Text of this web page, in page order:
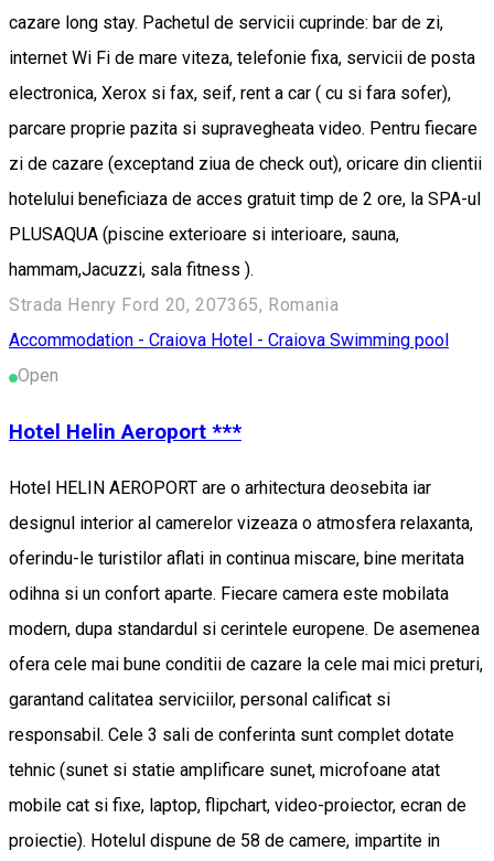
cazare long stay. Pachetul de servicii cuprinde: bar de zi,
internet Wi Fi de mare viteza, telefonie fixa, servicii de posta
electronica, Xerox si fax, seif, rent a car ( cu si fara sofer),
parcare proprie pazita si supravegheata video. Pentru fiecare
zi de cazare (exceptand ziua de check out), oricare din clientii
hotelului beneficiaza de acces gratuit timp de 2 ore, la SPA-ul
PLUSAQUA (piscine exterioare si interioare, sauna,
hammam,Jacuzzi, sala fitness ).
Strada Henry Ford 20, 207365, Romania
Accommodation - Craiova Hotel - Craiova Swimming pool
Open
Hotel Helin Aeroport ***
Hotel HELIN AEROPORT are o arhitectura deosebita iar
designul interior al camerelor vizeaza o atmosfera relaxanta,
oferindu-le turistilor aflati in continua miscare, bine meritata
odihna si un confort aparte. Fiecare camera este mobilata
modern, dupa standardul si cerintele europene. De asemenea
ofera cele mai bune conditii de cazare la cele mai mici preturi,
garantand calitatea serviciilor, personal calificat si
responsabil. Cele 3 sali de conferinta sunt complet dotate
tehnic (sunet si statie amplificare sunet, microfoane atat
mobile cat si fixe, laptop, flipchart, video-proiector, ecran de
proiectie). Hotelul dispune de 58 de camere, impartite in